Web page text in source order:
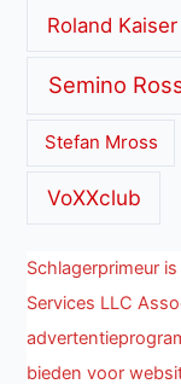
Roland Kaiser
Semino
Stefan Mross
VoXXclub
Schlagerprimeur
Services LLC
bieden voor